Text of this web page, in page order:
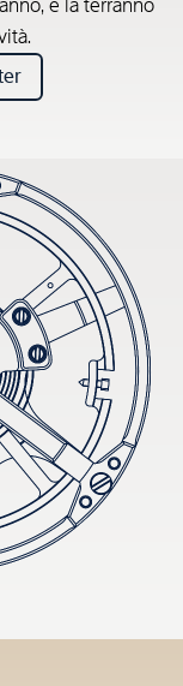
e la terranno